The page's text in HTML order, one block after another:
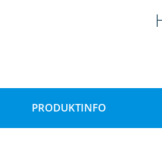
PRODUKTINFO